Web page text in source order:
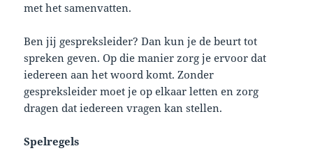
met het samenvatten.
Ben jij gespreksleider? Dan kun je de beurt tot
spreken geven. Op die manier zorg je ervoor dat
iedereen aan het woord komt. Zonder
gespreksleider moet je op elkaar letten en zorg
dragen dat iedereen vragen kan stellen.
Spelregels